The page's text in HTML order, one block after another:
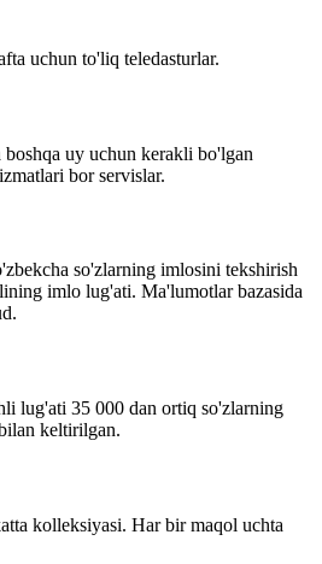
uchun to'liq teledasturlar.
uy uchun kerakli bo'lgan
bor servislar.
so'zlarning imlosini tekshirish
imlo lug'ati. Ma'lumotlar bazasida
lug'ati 35 000 dan ortiq so'zlarning
keltirilgan.
kolleksiyasi. Har bir maqol uchta